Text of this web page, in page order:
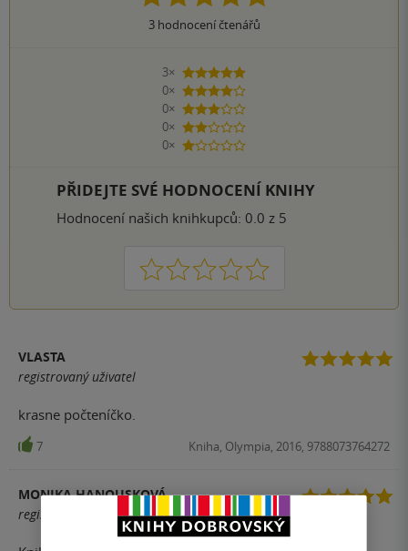
3hodnocení čtenářů
3×
5 hvězdiček
0×
4 hvězdičky
0×
3 hvězdičky
0×
2 hvězdičky
0×
1 hvezdička
PŘIDEJTE SVÉ HODNOCENÍ KNIHY
Hodnocení našich knihkupců: 0.0 z 5
1 2 3 4 5
VLASTA
registrovaný uživatel
krasne počteníčko.
7 Kniha, Olympia, 2016, 9788073764272
MONIKA HANOUSKOVÁ
registrovaný uživatel